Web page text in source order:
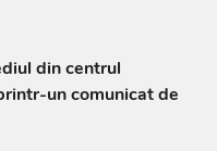
din centrul
un comunicat de